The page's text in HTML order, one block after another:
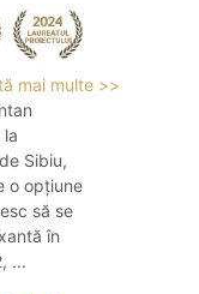
mai multe >>
Sibiu,
o opțiune
să se
în
...